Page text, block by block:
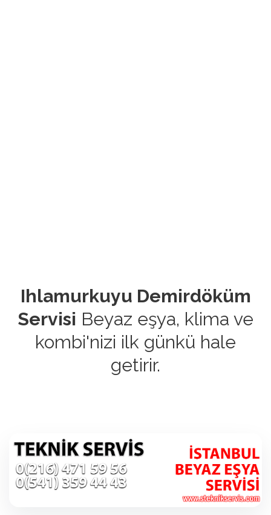
Ihlamurkuyu Demirdöküm
Servisi Beyaz eşya, klima ve
kombi'nizi ilk günkü hale
getirir.